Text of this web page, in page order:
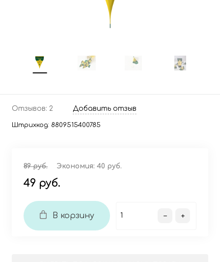
Отзывов: 2 Добавить отзыв
Штрихкод: 8809515400785
89 руб. Экономия: 40 руб.
49 руб.
В корзину